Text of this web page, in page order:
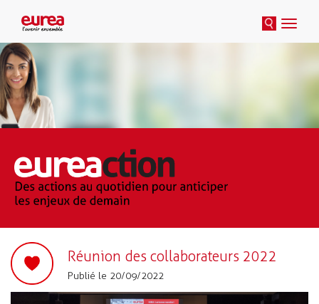
Toggle
Réunion des collaborateurs 2022
Publié le 20/09/2022